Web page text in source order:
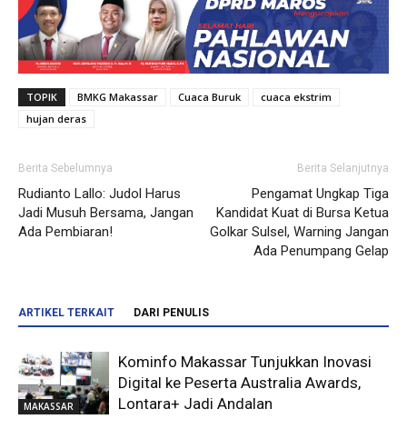
TOPIK BMKG Makassar Cuaca Buruk
cuaca ekstrim
hujan deras
Berita Sebelumnya
Rudianto Lallo: Judol Harus
Jadi Musuh Bersama, Jangan
Ada Pembiaran!
Berita Selanjutnya
Pengamat Ungkap Tiga
Kandidat Kuat di Bursa Ketua
Golkar Sulsel, Warning Jangan
Ada Penumpang Gelap
ARTIKEL TERKAIT DARI PENULIS
MAKASSAR
Kominfo Makassar Tunjukkan Inovasi
Digital ke Peserta Australia Awards,
Lontara+ Jadi Andalan